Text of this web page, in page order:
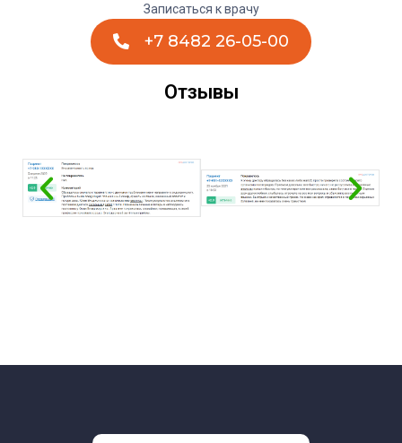
Записаться к врачу
+7 8482 26-05-00
Отзывы